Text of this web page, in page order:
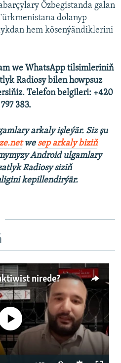
Özbegistanda galan
dolanyp
hem kösenýändiklerini
we WhatsApp tilsimleriniň
Radiosy bilen howpsuz
Telefon belgileri: +420
383.
arkaly işleýär. Siz şu
we sep arkaly biziň
Android ulgamlary
Radiosy siziň
kepillendirýär.
nirede?
currently available